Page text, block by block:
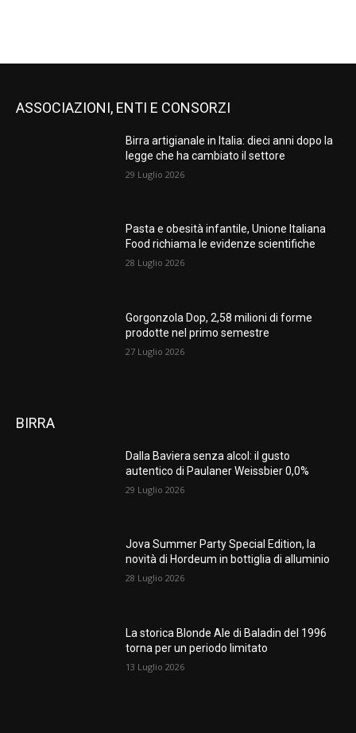
ASSOCIAZIONI, ENTI E CONSORZI
Birra artigianale in Italia: dieci anni dopo la
legge che ha cambiato il settore
29 Luglio 2026
Pasta e obesità infantile, Unione Italiana
Food richiama le evidenze scientifiche
28 Luglio 2026
Gorgonzola Dop, 2,58 milioni di forme
prodotte nel primo semestre
27 Luglio 2026
BIRRA
Dalla Baviera senza alcol: il gusto
autentico di Paulaner Weissbier 0,0%
29 Luglio 2026
Jova Summer Party Special Edition, la
novità di Hordeum in bottiglia di alluminio
28 Luglio 2026
La storica Blonde Ale di Baladin del 1996
torna per un periodo limitato
13 Luglio 2026